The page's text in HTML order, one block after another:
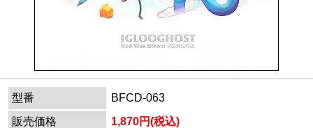
型番
BFCD-063
販売価格
1,870円(税込)